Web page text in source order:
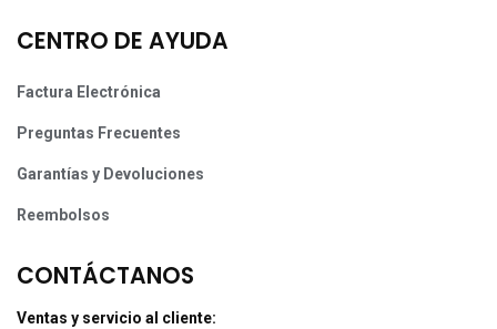
CENTRO DE AYUDA
Factura Electrónica
Preguntas Frecuentes
Garantías y Devoluciones
Reembolsos
CONTÁCTANOS
Ventas y servicio al cliente: